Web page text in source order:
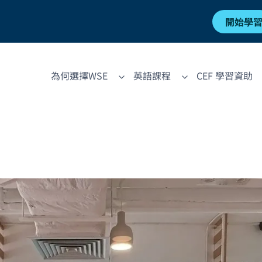
開始學習
為何選擇WSE 英語課程 CEF 學習資助